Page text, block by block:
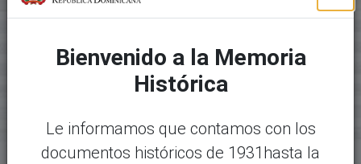
Bienvenido a la Memoria
Histórica
Le informamos que contamos con los
documentos históricos de 1931hasta la